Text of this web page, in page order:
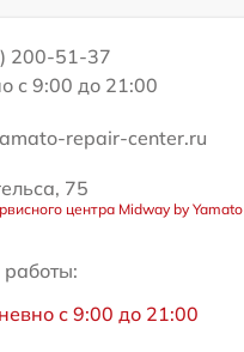
200-51-37
с 9:00 до 21:00
repair-center.ru
75
центра Midway by Yamato
с 9:00 до 21:00